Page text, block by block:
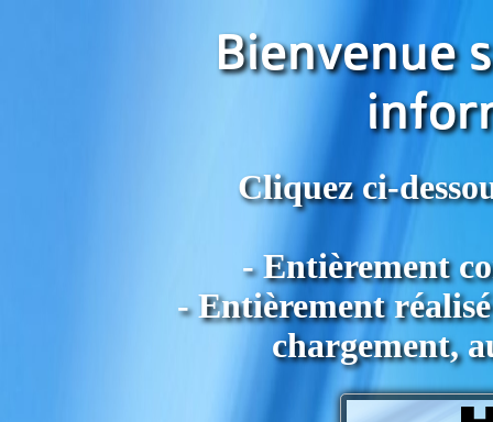
Bienvenue
Cliquez ci-
- Entièrement
- Entièrement
chargement,